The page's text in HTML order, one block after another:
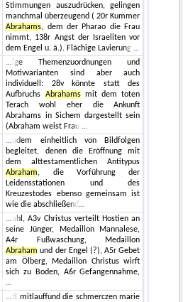
Stimmungen auszudrücken, gelingen
manchmal überzeugend ( 20r Kummer
Abrahams, dem der Pharao die Frau
nimmt, 138r Angst der Israeliten vor
dem Engel u. ä.). Flächige Lavierung
ige Themenzuordnungen und
Motivvarianten sind aber auch
individuell: 28v könnte statt des
Aufbruchs Abrahamsmit dem toten
Terach wohl eher die Ankunft
Abrahams in Sichem dargestellt sein
(Abraham weist Frau
udem einheitlich von Bildfolgen
begleitet, denen die Eröffnung mit
dem alttestamentlichen Antitypus
Abraham, die Vorführung der
Leidensstationen und des
Kreuzestodes ebenso gemeinsam ist
wie die abschließend
ahl, A3v Christus verteilt Hostien an
seine Jünger, Medaillon Mannalese,
A4r Fußwaschung, Medaillon
Abraham und der Engel (?), A5r Gebet
am Ölberg, Medaillon Christus wirft
sich zu Boden, A6r Gefangennahme,
ti mitlauffund die schmerczen marie